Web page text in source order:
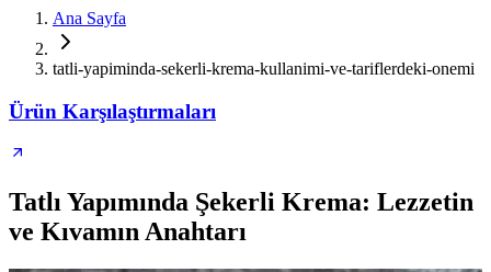
Ana Sayfa
tatli-yapiminda-sekerli-krema-kullanimi-ve-tariflerdeki-onemi
Ürün Karşılaştırmaları
Tatlı Yapımında Şekerli Krema: Lezzetin
ve Kıvamın Anahtarı